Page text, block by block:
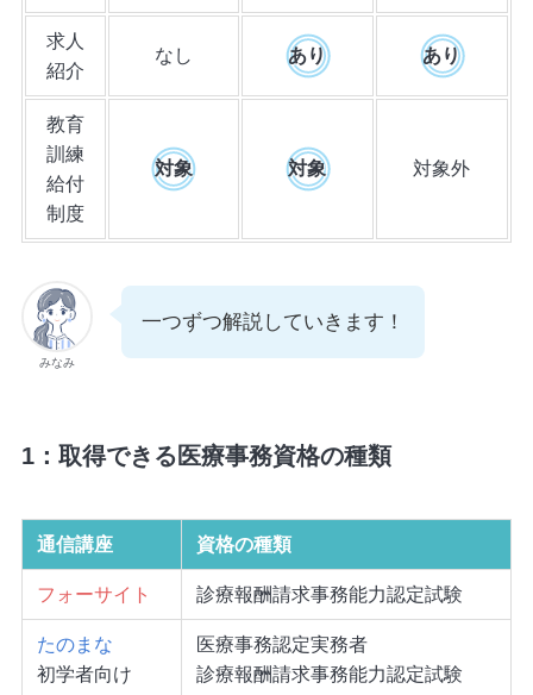
求人
紹介
なし あり あり
教育
訓練
給付
制度
対象 対象 対象外
みなみ
一つずつ解説していきます！
1：取得できる医療事務資格の種類
通信講座 資格の種類
フォーサイト 診療報酬請求事務能力認定試験
たのまな
初学者向け
医療事務認定実務者
診療報酬請求事務能力認定試験